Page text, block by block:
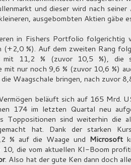
und dieser wird nach
ausgebombten Aktien gäbe
in Fishers Portfolio folgerichtig
(+2,0 %). Auf dem zweiten Rang
mit 11,2 % (zuvor 10,5 %), die
mit nur noch 9,6 % (zuvor 10,6 %)
Waagschale bringen, nach zuvor
beläuft sich auf 165 Mrd.
174 im letzten Quartal neu
Toppositionen sind weiterhin die
hat. Dank der starken
% auf die Waage und Microsoft
die vom aktuellen KI-Boom
. Also hat der gute Ken dann doch